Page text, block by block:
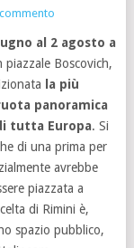
al 2 agosto a
piazzale Boscovich,
la più
panoramica
tutta Europa. Si
di una prima per
avrebbe
piazzata a
di Rimini è,
spazio pubblico,